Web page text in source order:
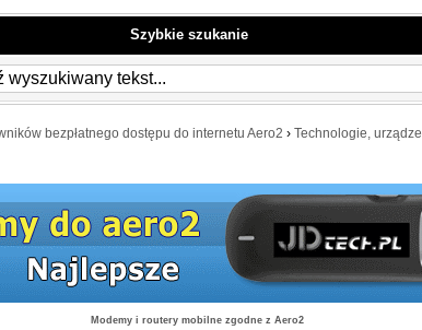
Szybkie szukanie
bezpłatnego dostępu do internetu Aero2 › Technologie,
Modemy i routery mobilne zgodne z Aero2